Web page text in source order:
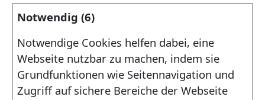
Notwendig (6)
Notwendige Cookies helfen dabei, eine
Webseite nutzbar zu machen, indem sie
Grundfunktionen wie Seitennavigation und
Zugriff auf sichere Bereiche der Webseite